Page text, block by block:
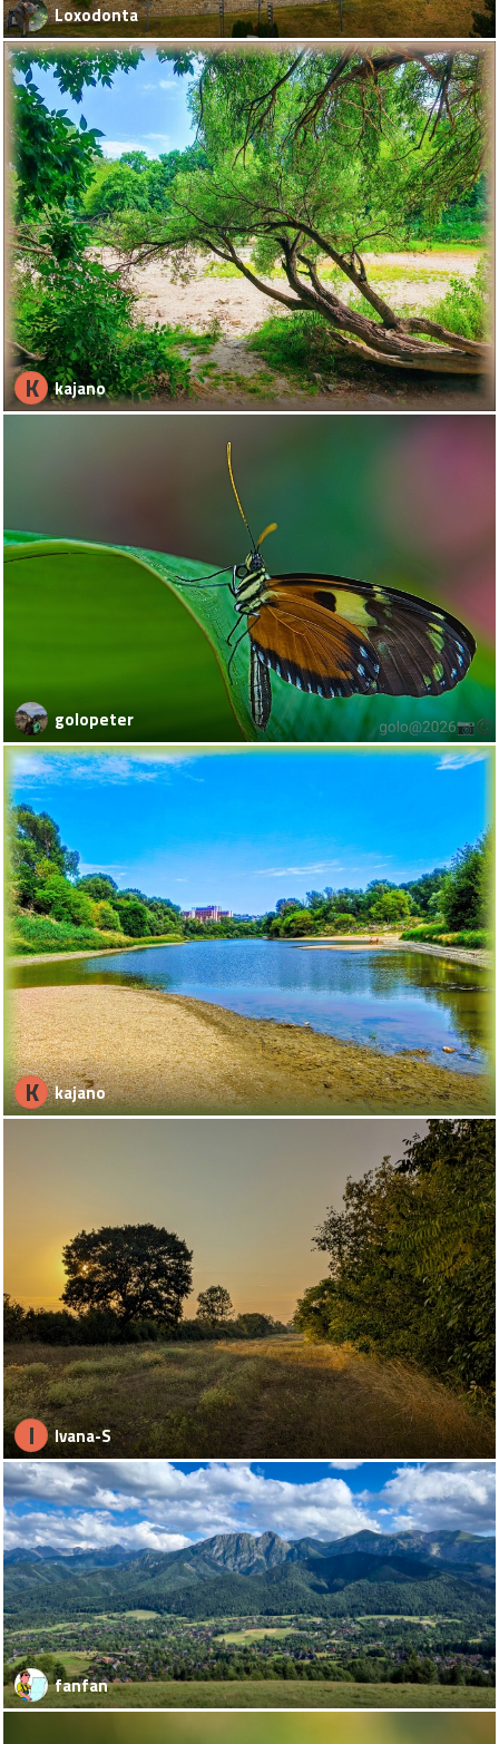
Loxodonta
K kajano
golopeter
K kajano
I Ivana-S
fanfan